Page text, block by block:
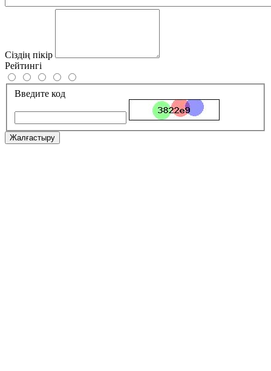
Сіздің пікір
Рейтингі
Введите код
Жалғастыру